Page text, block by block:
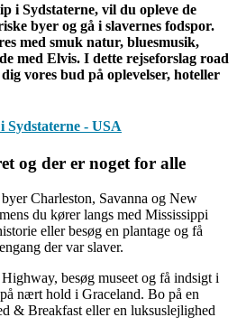
i Sydstaterne, vil du opleve de
byer og gå i slavernes fodspor.
med smuk natur, bluesmusik,
med Elvis. I dette rejseforslag road
vores bud på oplevelser, hoteller
og der er noget for alle
Charleston, Savanna og New
du kører langs med Mississippi
eller besøg en plantage og få
der var slaver.
besøg museet og få indsigt i
nært hold i Graceland. Bo på en
& Breakfast eller en luksuslejlighed